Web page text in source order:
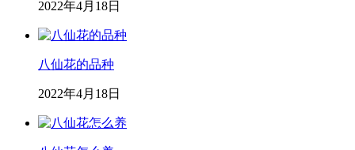
2022年4月18日
八仙花的品种
2022年4月18日